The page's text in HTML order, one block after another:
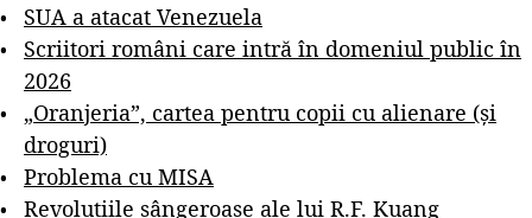
SUA a atacat Venezuela
Scriitori români care intră în domeniul public în
2026
„Oranjeria”, cartea pentru copii cu alienare (și
droguri)
Problema cu MISA
Revoluțiile sângeroase ale lui R.F. Kuang